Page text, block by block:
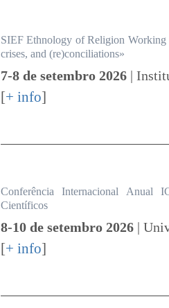
SIEF Ethnology of Religion Working
crises, and (re)conciliations»
7-8 de setembro 2026 |
[+ info]
Conferência Internacional Anual
Científicos
8-10 de setembro 2026 |
[+ info]